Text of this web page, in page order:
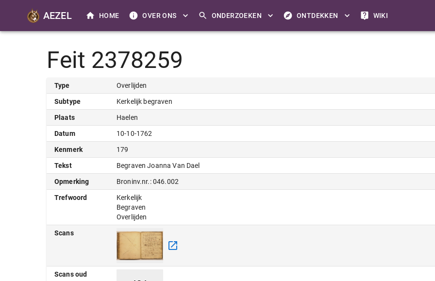
AEZEL HOME OVER ONS ONDERZOEKEN ONTDEKKEN WIKI
Feit 2378259
Type Overlijden
Subtype Kerkelijk begraven
Plaats Haelen
Datum 10-10-1762
Kenmerk 179
Tekst Begraven Joanna Van Dael
Opmerking Broninv.nr.: 046.002
Trefwoord
Kerkelijk
Begraven
Overlijden
Scans
Scans oud